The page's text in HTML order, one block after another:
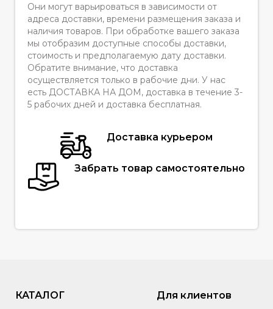
Они могут варьироваться в зависимости от
адреса доставки, времени размещения заказа и
наличия товаров. При обработке вашего заказа
мы отобразим доступные способы доставки,
стоимость и предполагаемую дату доставки.
Обратите внимание, что доставка
осуществляется только в рабочие дни. У нас
есть ДОСТАВКА НА ДОМ, доставка в течение 3-
5 рабочих дней и доставка бесплатная.
Доставка курьером
Забрать товар самостоятельно
КАТАЛОГ Для клиентов